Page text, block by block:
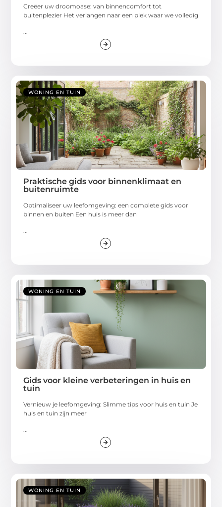
Creëer uw droomoase: van binnencomfort tot
buitenplezier Het verlangen naar een plek waar we volledig
WONING EN TUIN
Praktische gids voor binnenklimaat en
buitenruimte
Optimaliseer uw leefomgeving: een complete gids voor
binnen en buiten Een huis is meer dan
WONING EN TUIN
Gids voor kleine verbeteringen in huis en
tuin
Vernieuw je leefomgeving: Slimme tips voor huis en tuin Je
huis en tuin zijn meer
WONING EN TUIN